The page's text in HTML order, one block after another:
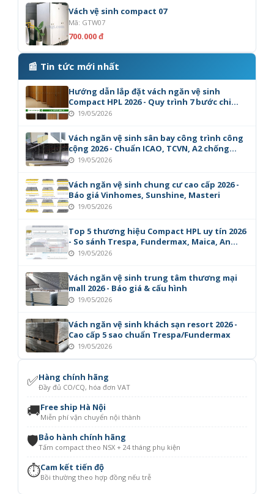
Vách vệ sinh compact 07
Mã: GTW07
700.000 đ
📰 Tin tức mới nhất
Hướng dẫn lắp đặt vách ngăn vệ sinh
Compact HPL 2026 - Quy trình 7 bước chi
tiết19/05/2026
Vách ngăn vệ sinh sân bay công trình công
cộng 2026 - Chuẩn ICAO, TCVN, A2 chống
cháy19/05/2026
Vách ngăn vệ sinh chung cư cao cấp 2026 -
Báo giá Vinhomes, Sunshine, Masteri
19/05/2026
Top 5 thương hiệu Compact HPL uy tín 2026
- So sánh Trespa, Fundermax, Maica, An
Cường
19/05/2026
Vách ngăn vệ sinh trung tâm thương mại
mall 2026 - Báo giá & cấu hình
19/05/2026
Vách ngăn vệ sinh khách sạn resort 2026 -
Cao cấp 5 sao chuẩn Trespa/Fundermax
19/05/2026
✅Hàng chính hãng
Đầy đủ CO/CQ, hóa đơn VAT
🚚Free ship Hà Nội
Miễn phí vận chuyển nội thành
🛡️Bảo hành chính hãng
Tấm compact theo NSX + 24 tháng phụ kiện
⏱️Cam kết tiến độ
Bồi thường theo hợp đồng nếu trễ